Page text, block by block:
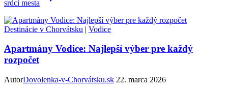
srdci mesta
Destinácie v Chorvátsku | Vodice
Apartmány Vodice: Najlepší výber pre každý
rozpočet
AutorDovolenka-v-Chorvátsku.sk 22. marca 2026